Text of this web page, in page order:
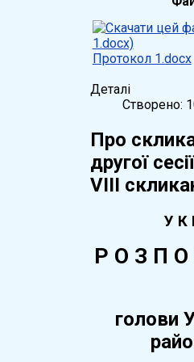
Протокол 1.docx
Деталі
Створено:
Про
другої
VIІI
У К
Р О З П
голови